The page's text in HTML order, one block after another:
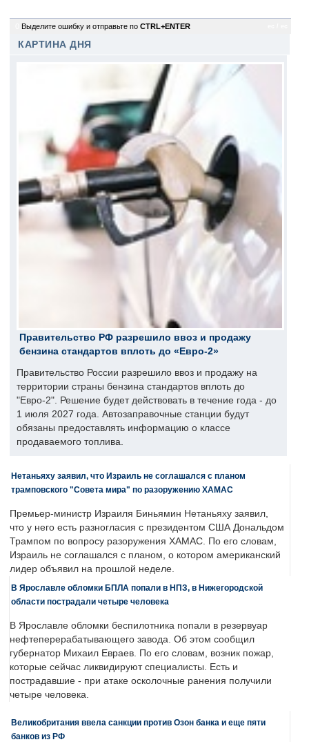
Выделите ошибку и отправьте по CTRL+ENTER
КАРТИНА ДНЯ
Правительство РФ разрешило ввоз и продажу
бензина стандартов вплоть до «Евро-2»
Правительство России разрешило ввоз и продажу на
территории страны бензина стандартов вплоть до
"Евро-2". Решение будет действовать в течение года - до
1 июля 2027 года. Автозаправочные станции будут
обязаны предоставлять информацию о классе
продаваемого топлива.
Нетаньяху заявил, что Израиль не соглашался с планом
трамповского "Совета мира" по разоружению ХАМАС
Премьер-министр Израиля Биньямин Нетаньяху заявил,
что у него есть разногласия с президентом США Дональдом
Трампом по вопросу разоружения ХАМАС. По его словам,
Израиль не соглашался с планом, о котором американский
лидер объявил на прошлой неделе.
В Ярославле обломки БПЛА попали в НПЗ, в Нижегородской
области пострадали четыре человека
В Ярославле обломки беспилотника попали в резервуар
нефтеперерабатывающего завода. Об этом сообщил
губернатор Михаил Евраев. По его словам, возник пожар,
которые сейчас ликвидируют специалисты. Есть и
пострадавшие - при атаке осколочные ранения получили
четыре человека.
Великобритания ввела санкции против Озон банка и еще пяти
банков из РФ